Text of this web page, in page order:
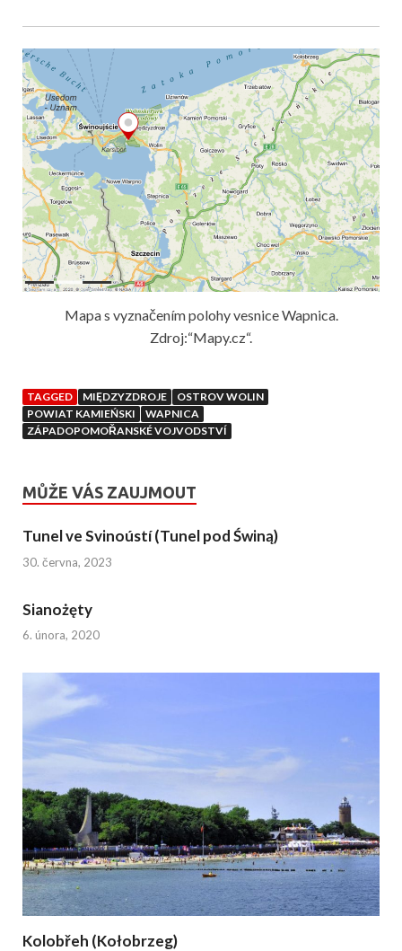
Mapa s vyznačením polohy vesnice Wapnica.
Zdroj:“Mapy.cz“.
TAGGED MIĘDZYZDROJE
OSTROV WOLIN
POWIAT KAMIEŃSKI
WAPNICA
ZÁPADOPOMOŘANSKÉ VOJVODSTVÍ
MŮŽE VÁS ZAUJMOUT
Tunel ve Svinoústí (Tunel pod Świną)
30. června, 2023
Sianożęty
6. února, 2020
Kolobřeh (Kołobrzeg)